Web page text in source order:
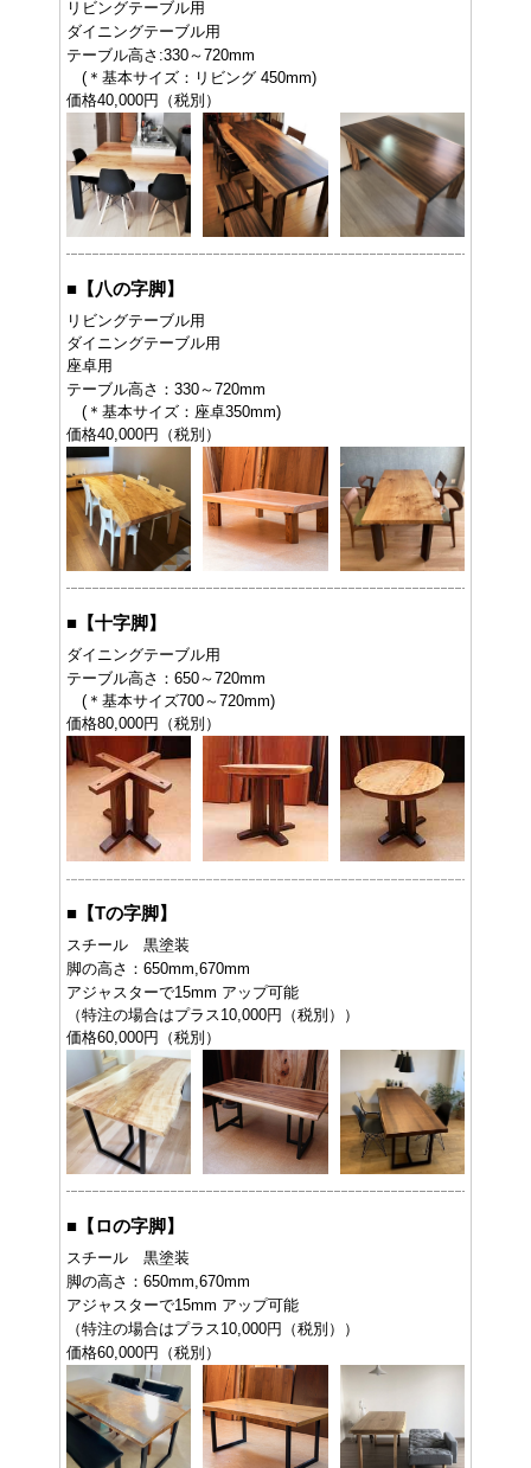
リビングテーブル用
ダイニングテーブル用
テーブル高さ:330～720mm
(＊基本サイズ：リビング 450mm)
価格40,000円（税別）
■ 【八の字脚】
リビングテーブル用
ダイニングテーブル用
座卓用
テーブル高さ：330～720mm
(＊基本サイズ：座卓350mm)
価格40,000円（税別）
■ 【十字脚】
ダイニングテーブル用
テーブル高さ：650～720mm
(＊基本サイズ700～720mm)
価格80,000円（税別）
■ 【Tの字脚】
スチール 黒塗装
脚の高さ：650mm,670mm
アジャスターで15mm アップ可能
（特注の場合はプラス10,000円（税別））
価格60,000円（税別）
■ 【ロの字脚】
スチール 黒塗装
脚の高さ：650mm,670mm
アジャスターで15mm アップ可能
（特注の場合はプラス10,000円（税別））
価格60,000円（税別）